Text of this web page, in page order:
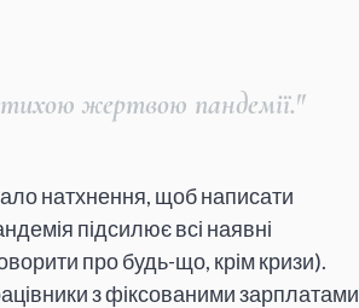
жертвою пандемії."
натхнення, щоб написати
підсилює всі наявні
про будь-що, крім кризи).
з фіксованими зарплатами